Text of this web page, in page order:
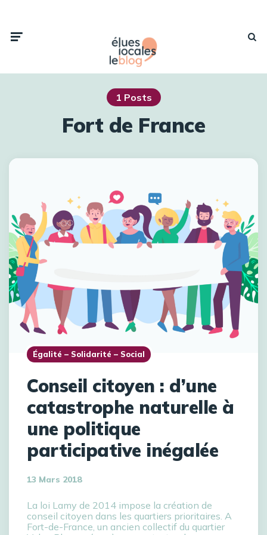
1 Posts
Fort de France
Égalité – Solidarité – Social
Conseil citoyen : d’une
catastrophe naturelle à
une politique
participative inégalée
13 Mars 2018
La loi Lamy de 2014 impose la création de
conseil citoyen dans les quartiers prioritaires. A
Fort-de-France, un ancien collectif du quartier